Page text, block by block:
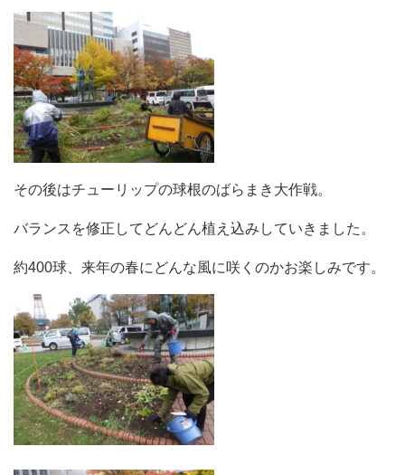
その後はチューリップの球根のばらまき大作戦。
バランスを修正してどんどん植え込みしていきました。
約400球、来年の春にどんな風に咲くのかお楽しみです。